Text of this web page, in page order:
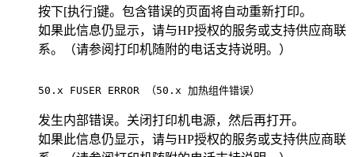
按下[执行]键。包含错误的页面将自动重新打印。
如果此信息仍显示，请与HP授权的服务或支持供应商联
系。（请参阅打印机随附的电话支持说明。）
50.x FUSER
发生内部错误。关闭打印机电源，然后再打开。
如果此信息仍显示，请与HP授权的服务或支持供应商联